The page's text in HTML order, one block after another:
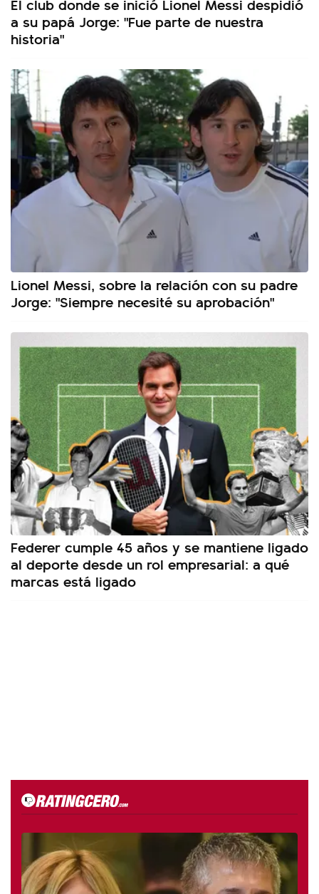
El club donde se inició Lionel Messi despidió
a su papá Jorge: "Fue parte de nuestra
historia"
Lionel Messi, sobre la relación con su padre
Jorge: "Siempre necesité su aprobación"
Federer cumple 45 años y se mantiene ligado
al deporte desde un rol empresarial: a qué
marcas está ligado